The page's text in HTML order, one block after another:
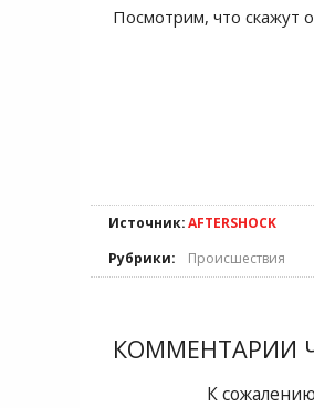
Посмотрим, что скажут
Источник:AFTERSHOCK
Рубрики:
Происшествия
КОММЕНТАРИИ
К